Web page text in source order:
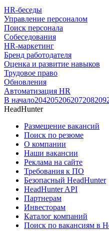
HR-беседы
Управление персоналом
Поиск персонала
Собеседования
HR-маркетинг
Бренд работодателя
Оценка и развитие навыков
Трудовое право
Обновления
Автоматизация HR
В начало204205206207208209
HeadHunter
Размещение вакансий
Поиск по резюме
О компании
Наши вакансии
Реклама на сайте
Требования к ПО
Безопасный HeadHunter
HeadHunter API
Партнерам
Инвесторам
Каталог компаний
Поиск по вакансиям в